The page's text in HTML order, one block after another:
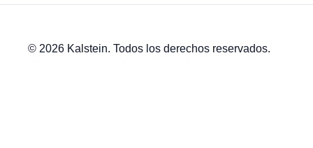
© 2026 Kalstein. Todos los derechos reservados.